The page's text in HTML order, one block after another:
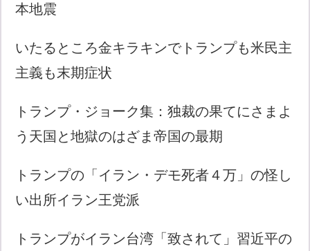
本地震
いたるところ金キラキンでトランプも米民主
主義も末期症状
トランプ・ジョーク集：独裁の果てにさまよ
う天国と地獄のはざま帝国の最期
トランプの「イラン・デモ死者４万」の怪し
い出所イラン王党派
トランプがイラン台湾「致されて」習近平の